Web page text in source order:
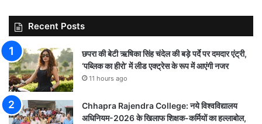
Recent Posts
छपरा की बेटी ऋषिका सिंह चंदेल की बड़े पर्दे पर दमदार एंट्री,
‘पब्लिक का हीरो’ में लीड एक्ट्रेस के रूप में आएंगी नजर
11 hours ago
Chhapra Rajendra College: नये विश्वविद्यालय
अधिनियम-2026 के खिलाफ शिक्षक-कर्मियों का हल्लाबोल,